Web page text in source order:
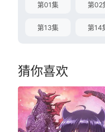
第01集 第02
第13集 第14
猜你喜欢